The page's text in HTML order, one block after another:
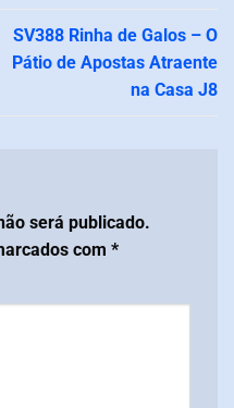
SV388 Rinha de Galos – O
Pátio de Apostas Atraente
na Casa J8
será publicado.
com *